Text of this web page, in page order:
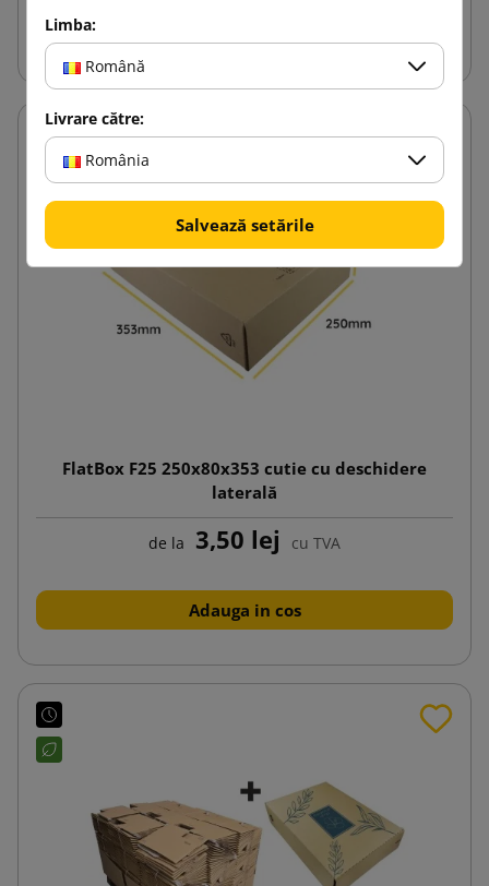
FlatBox F25 250x80x353 cutie cu deschidere
laterală
de la 3,50 lej cu TVA
Adauga in cos
Limba:
Română
Livrare către:
România
Salvează setările